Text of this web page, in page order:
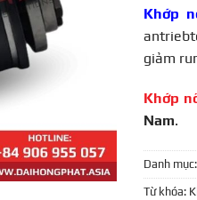
Khớp
giảm
Khớp
Nam.
Danh mục:
Từ khóa: